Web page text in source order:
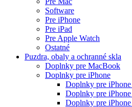
Software
Pre iPhone
Pre iPad
Pre Apple Watch
Ostatné
Puzdra, obaly a ochranné skla
Doplnky pre MacBook
Doplnky pre iPhone
Doplnky pre
Doplnky pre
Doplnky pre